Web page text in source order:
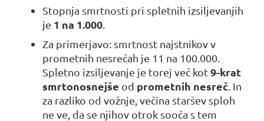
Stopnja smrtnosti pri spletnih izsiljevanjih
je 1 na 1.000
Za primerjavo: smrtnost najstnikov v
prometnih nesrečah je 11 na 100.000.
Spletno izsiljevanje je torej več kot9-krat
smrtonosnejše od prometnih nesreč . In
za razliko od vožnje, večina staršev sploh
ne ve, da se njihov otrok sooča s tem